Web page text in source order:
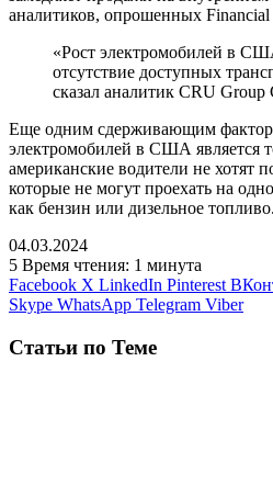
аналитиков, опрошенных Financial
«Рост электромобилей в
отсутствие доступных
сказал аналитик CRU
Еще одним сдерживающим
электромобилей в США является
американские водители не хотят
которые не могут проехать на
как бензин или дизельное топливо.
04.03.2024
5 Время чтения: 1 минута
Facebook X LinkedIn Pinterest
Skype WhatsApp Telegram Viber
Статьи по Теме